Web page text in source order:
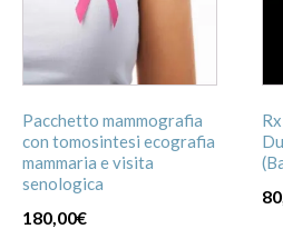
Pacchetto mammografia
con tomosintesi ecografia
mammaria e visita
senologica
180,00€